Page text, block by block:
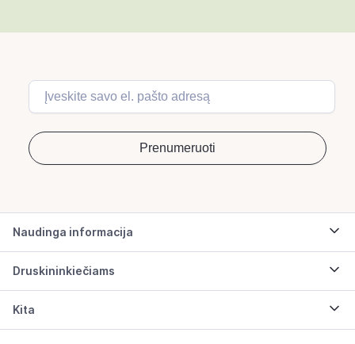
Naudinga informacija
Druskininkiečiams
Kita